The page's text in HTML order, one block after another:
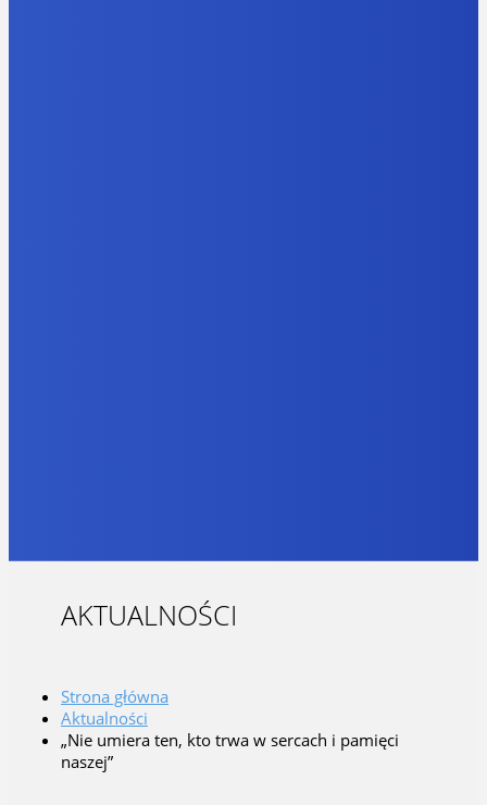
AKTUALNOŚCI
Strona główna
Aktualności
„Nie umiera ten, kto trwa w sercach i pamięci
naszej”